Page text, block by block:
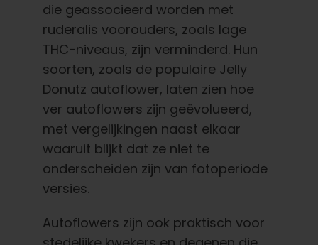
die geassocieerd worden met
ruderalis voorouders, zoals lage
THC-niveaus, zijn verminderd. Hun
soorten, zoals de populaire Jelly
Donutz autoflower, laten zien hoe
ver autoflowers zijn geëvolueerd,
met vergelijkingen naast elkaar
waaruit blijkt dat ze niet te
onderscheiden zijn van fotoperiode
versies.
Autoflowers zijn ook praktisch voor